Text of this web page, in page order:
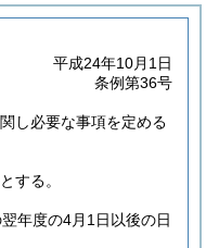
平成24年10月1日
条例第36号
し必要な事項を定める
する。
年度の4月1日以後の日